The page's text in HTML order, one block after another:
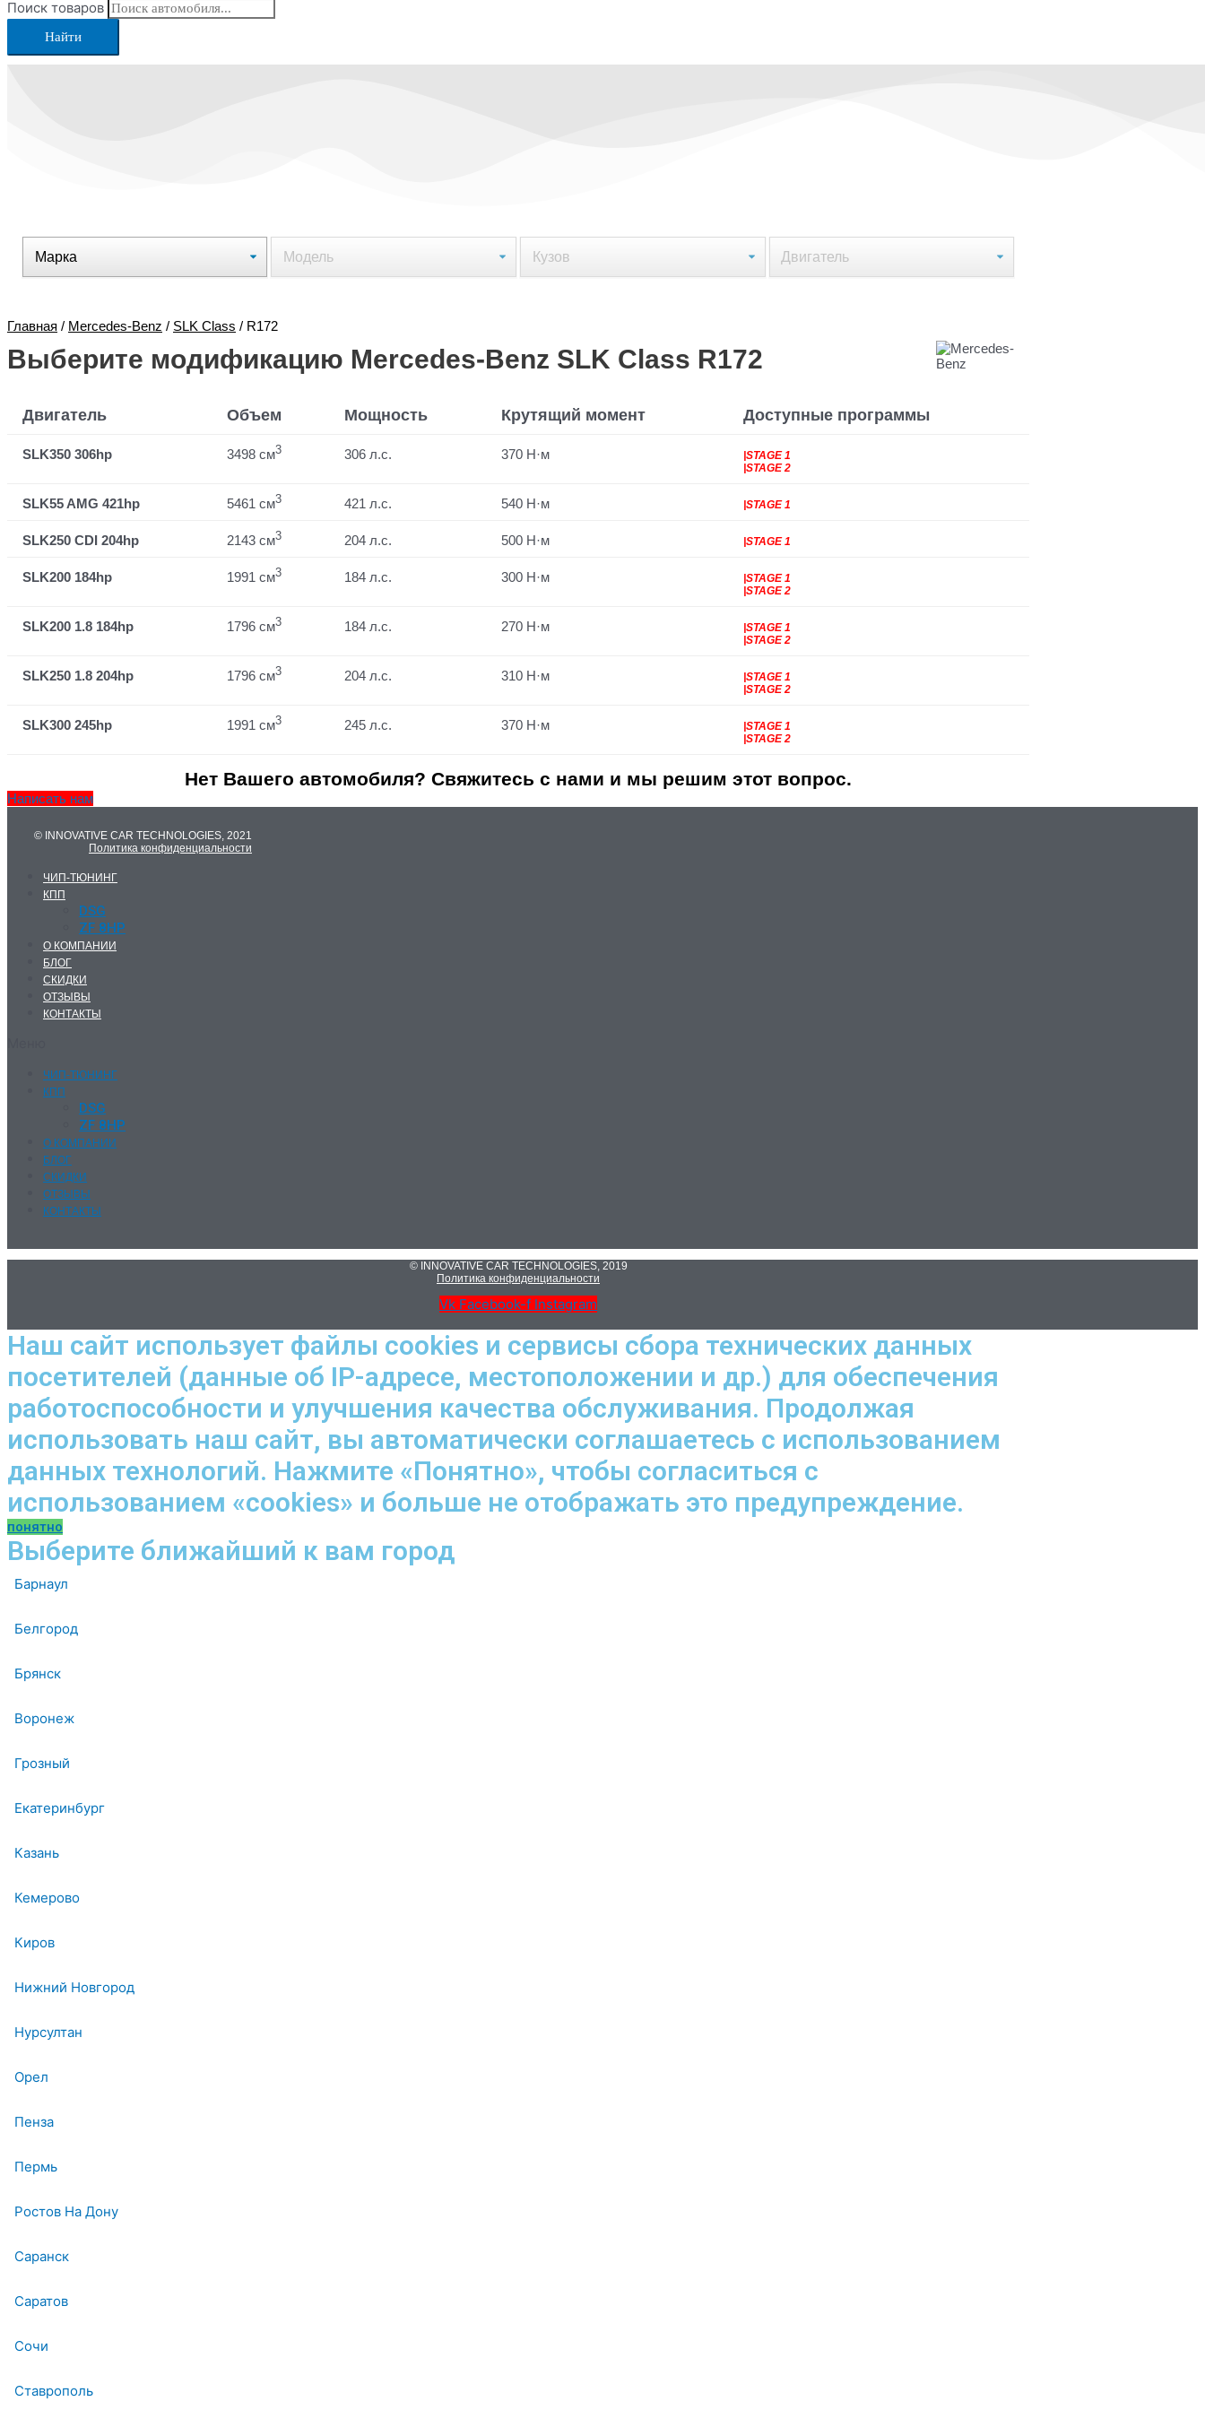
Поиск товаров
Найти
Главная / Mercedes-Benz / SLK Class / R172
Выберите модификацию Mercedes-Benz SLK Class R172
Двигатель Объем Мощность Крутящий момент Доступные программы
SLK350 306hp 3498 см3 306 л.с. 370 Н·м
|STAGE 1
|STAGE 2
SLK55 AMG 421hp 5461 см3 421 л.с. 540 Н·м |STAGE 1
SLK250 CDI 204hp 2143 см3 204 л.с. 500 Н·м |STAGE 1
SLK200 184hp 1991 см3 184 л.с. 300 Н·м
|STAGE 1
|STAGE 2
SLK200 1.8 184hp 1796 см3 184 л.с. 270 Н·м
|STAGE 1
|STAGE 2
SLK250 1.8 204hp 1796 см3 204 л.с. 310 Н·м
|STAGE 1
|STAGE 2
SLK300 245hp 1991 см3 245 л.с. 370 Н·м
|STAGE 1
|STAGE 2
Нет Вашего автомобиля? Свяжитесь с нами и мы решим этот вопрос.
Написать нам
© INNOVATIVE CAR TECHNOLOGIES, 2021
Политика конфиденциальности
ЧИП-ТЮНИНГ
КПП
DSG
ZF 8HP
О КОМПАНИИ
БЛОГ
СКИДКИ
ОТЗЫВЫ
КОНТАКТЫ
ЧИП-ТЮНИНГ
КПП
DSG
ZF 8HP
О КОМПАНИИ
БЛОГ
СКИДКИ
ОТЗЫВЫ
КОНТАКТЫ
© INNOVATIVE CAR TECHNOLOGIES, 2019
Политика конфиденциальности
Vk Facebook-f Instagram
Наш сайт использует файлы cookies и сервисы сбора технических данных
посетителей (данные об IP-адресе, местоположении и др.) для обеспечения
работоспособности и улучшения качества обслуживания. Продолжая
использовать наш сайт, вы автоматически соглашаетесь с использованием
данных технологий. Нажмите «Понятно», чтобы согласиться с
использованием «cookies» и больше не отображать это предупреждение.
понятно
Выберите ближайший к вам город
Барнаул
Белгород
Брянск
Воронеж
Грозный
Екатеринбург
Казань
Кемерово
Киров
Нижний Новгород
Нурсултан
Орел
Пенза
Пермь
Ростов На Дону
Саранск
Саратов
Сочи
Ставрополь